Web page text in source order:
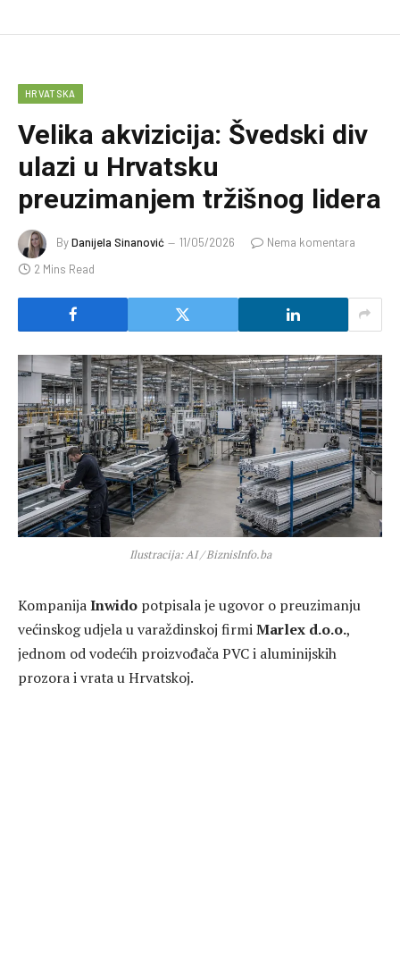
HRVATSKA
Velika akvizicija: Švedski div
ulazi u Hrvatsku
preuzimanjem tržišnog lidera
ByDanijela Sinanović 11/05/2026
Nema komentara
2 Mins Read
Ilustracija: AI / BiznisInfo.ba
KompanijaInwido potpisala je ugovor o preuzimanju
većinskog udjela u varaždinskoj firmiMarlex d.o.o.,
jednom od vodećih proizvođača PVC i aluminijskih
prozora i vrata u Hrvatskoj.